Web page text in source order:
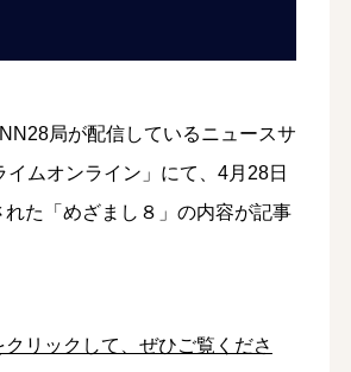
局が配信しているニュースサ
イムオンライン」にて、4月28日
れた「めざまし８」の内容が記事
リックして、ぜひご覧くださ